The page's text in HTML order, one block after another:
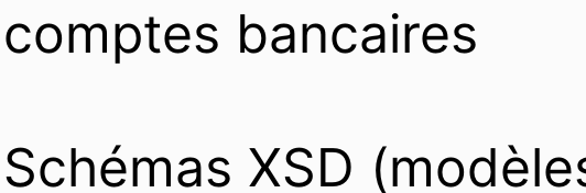
comptes bancaires
Schémas XSD